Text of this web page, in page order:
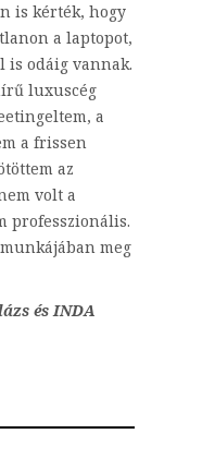
is kérték, hogy
a laptopot,
is odáig vannak.
luxuscég
a
a frissen
az
volt a
professzionális.
meg
és INDA